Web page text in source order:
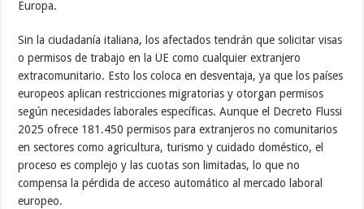
Europa.
Sin la ciudadanía italiana, los afectados tendrán que solicitar visas
o permisos de trabajo en la UE como cualquier extranjero
extracomunitario. Esto los coloca en desventaja, ya que los países
europeos aplican restricciones migratorias y otorgan permisos
según necesidades laborales específicas. Aunque el Decreto Flussi
2025 ofrece 181.450 permisos para extranjeros no comunitarios
en sectores como agricultura, turismo y cuidado doméstico, el
proceso es complejo y las cuotas son limitadas, lo que no
compensa la pérdida de acceso automático al mercado laboral
europeo.